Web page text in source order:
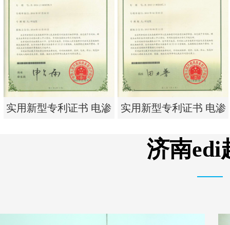
实用新型专利证书 一种
单边过滤流畅基板
东莞市特纯膜环保科技
有限公司营业执照
实用新型专利证书 电渗
实用新型专利证书 电渗
济南edi